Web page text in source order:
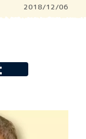
2018/12/06